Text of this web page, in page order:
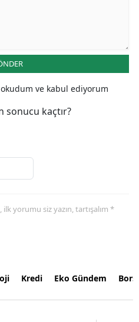
okudum ve kabul ediyorum
sonucu kaçtır?
yorumu siz yazın, tartışalım *
Kredi Eko Gündem